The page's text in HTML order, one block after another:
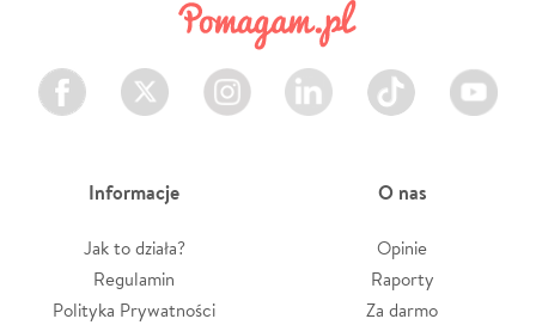
Facebook Twitter Instagram LinkedIn TikTok Youtube
Informacje
Jak to działa?
Regulamin
Polityka Prywatności
O nas
Opinie
Raporty
Za darmo